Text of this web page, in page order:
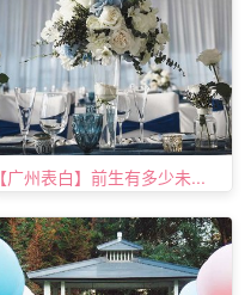
【广州表白】前生有多少未...